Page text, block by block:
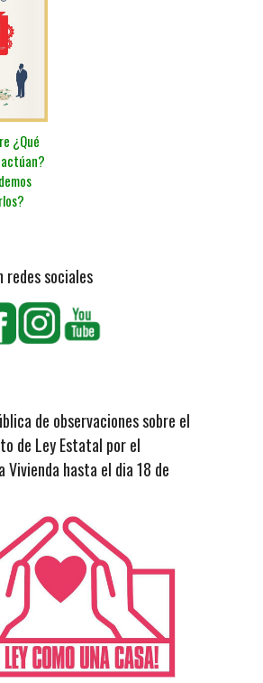
¿Qué
redes sociales
de observaciones sobre el
de Ley Estatal por el
Vivienda hasta el dia 18 de